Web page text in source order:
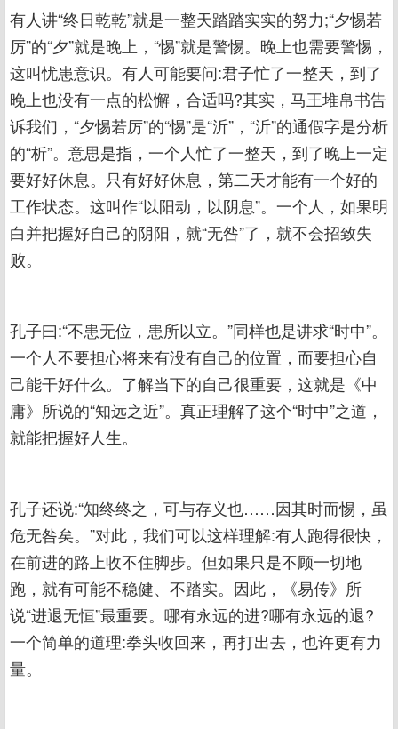
有人讲“终日乾乾”就是一整天踏踏实实的努力;“夕惕若
厉”的“夕”就是晚上，“惕”就是警惕。晚上也需要警惕，
这叫忧患意识。有人可能要问:君子忙了一整天，到了
晚上也没有一点的松懈，合适吗?其实，马王堆帛书告
诉我们，“夕惕若厉”的“惕”是“沂”，“沂”的通假字是分析
的“析”。意思是指，一个人忙了一整天，到了晚上一定
要好好休息。只有好好休息，第二天才能有一个好的
工作状态。这叫作“以阳动，以阴息”。一个人，如果明
白并把握好自己的阴阳，就“无咎”了，就不会招致失
败。
孔子曰:“不患无位，患所以立。”同样也是讲求“时中”。
一个人不要担心将来有没有自己的位置，而要担心自
己能干好什么。了解当下的自己很重要，这就是《中
庸》所说的“知远之近”。真正理解了这个“时中”之道，
就能把握好人生。
孔子还说:“知终终之，可与存义也……因其时而惕，虽
危无咎矣。”对此，我们可以这样理解:有人跑得很快，
在前进的路上收不住脚步。但如果只是不顾一切地
跑，就有可能不稳健、不踏实。因此，《易传》所
说“进退无恒”最重要。哪有永远的进?哪有永远的退?
一个简单的道理:拳头收回来，再打出去，也许更有力
量。